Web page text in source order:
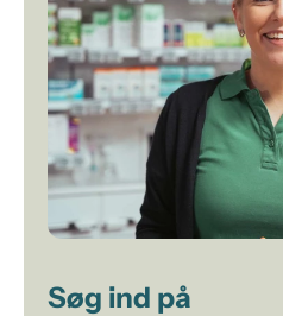
Søg ind på